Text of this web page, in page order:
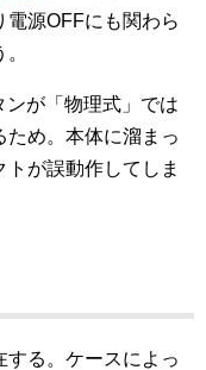
電源OFFにも関わら
が「物理式」では
ため。本体に溜まっ
が誤動作してしま
する。ケースによっ